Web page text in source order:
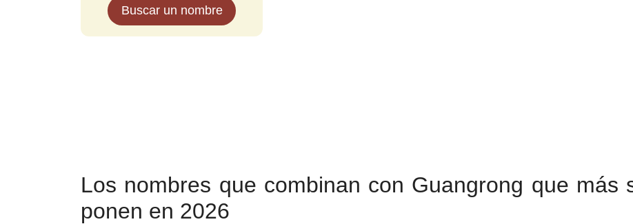
Buscar un nombre
Los nombres que combinan con Guangrong que más
ponen en 2026